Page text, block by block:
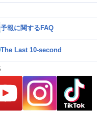
予報に関するFAQ
The Last 10-second